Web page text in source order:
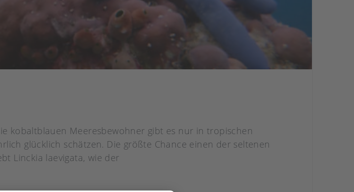
kobaltblauen Meeresbewohner gibt es nur in tropischen
glücklich schätzen. Die größte Chance einen der seltenen
Linckia laevigata, wie der